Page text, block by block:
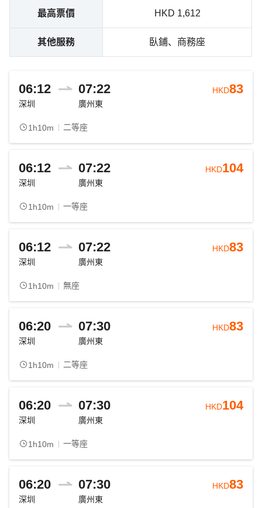
最高票價 HKD 1,612
其他服務 臥鋪、商務座
06:12 07:22
深圳 廣州東
1h10m 二等座
HKD83
06:12 07:22
深圳 廣州東
1h10m 一等座
HKD104
06:12 07:22
深圳 廣州東
1h10m 無座
HKD83
06:20 07:30
深圳 廣州東
1h10m 二等座
HKD83
06:20 07:30
深圳 廣州東
1h10m 一等座
HKD104
06:20 07:30
深圳 廣州東
HKD83